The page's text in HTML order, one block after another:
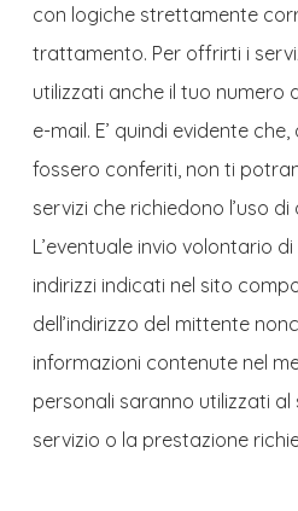
con logiche strettamente
trattamento. Per offrirti i
utilizzati anche il tuo numero
e-mail. E’ quindi evidente
fossero conferiti, non ti
servizi che richiedono l’uso
L’eventuale invio volontario
indirizzi indicati nel sito
dell’indirizzo del mittente
informazioni contenute nel
personali saranno utilizzati al
servizio o la prestazione